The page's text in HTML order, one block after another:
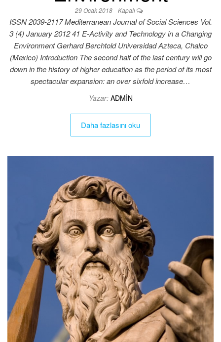
29 Ocak 2018 Kapalı
ISSN 2039‐2117 Mediterranean Journal of Social Sciences Vol.
3 (4) January 2012 41 E-Activity and Technology in a Changing
Environment Gerhard Berchtold Universidad Azteca, Chalco
(Mexico) Introduction The second half of the last century will go
down in the history of higher education as the period of its most
spectacular expansion: an over sixfold increase…
Yazar: ADMIN
Daha fazlasını oku